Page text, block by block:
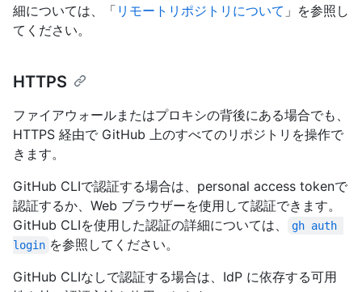
細については、「 リモートリポジトリについて 」を参照し
てください。
HTTPS
ファイアウォールまたはプロキシの背後にある場合でも、
HTTPS 経由で GitHub 上のすべてのリポジトリを操作で
きます。
GitHub CLIで認証する場合は、personal access tokenで
認証するか、Web ブラウザーを使用して認証できます。
GitHub CLIを使用した認証の詳細については、
gh auth
login を参照してください。
GitHub CLIなしで認証する場合は、IdP に依存する可用